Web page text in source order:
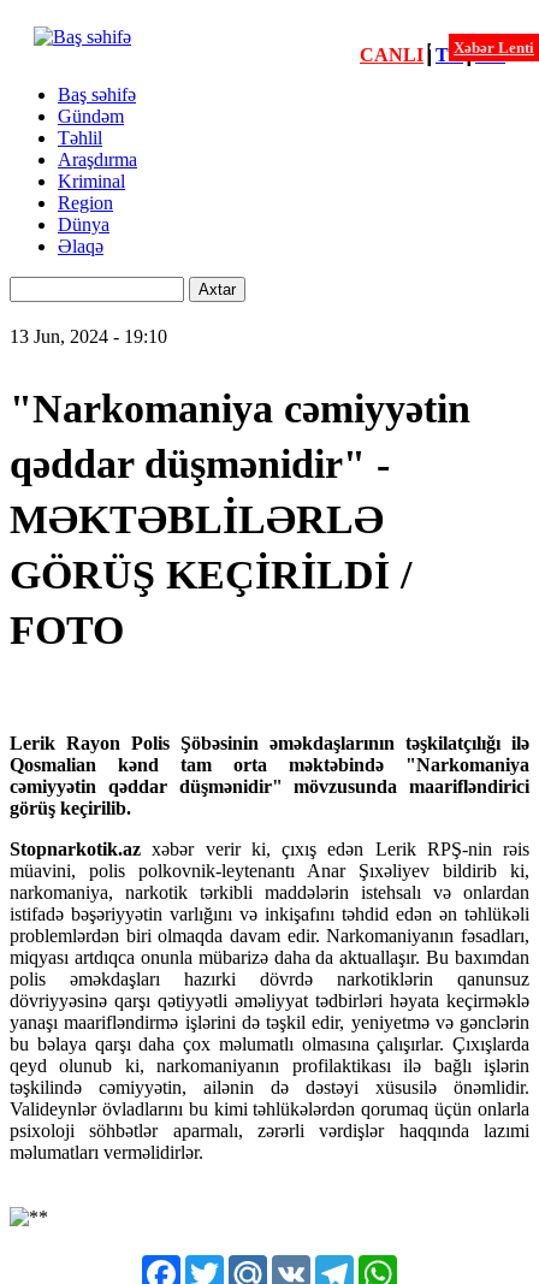
Xəbərlər
Xəbər Lenti
CANLI ┃ TV┃FM
Menu
second
Baş səhifə
Gündəm
Təhlil
Araşdırma
Kriminal
Region
Dünya
Əlaqə
13 Jun, 2024 - 19:10
"Narkomaniya cəmiyyətin
qəddar düşmənidir" -
MƏKTƏBLİLƏRLƏ
GÖRÜŞ KEÇİRİLDİ /
FOTO
Lerik Rayon Polis Şöbəsinin əməkdaşlarının təşkilatçılığı ilə
Qosmalian kənd tam orta məktəbində "Narkomaniya
cəmiyyətin qəddar düşmənidir" mövzusunda maarifləndirici
görüş keçirilib.
Stopnarkotik.azxəbər verir ki, çıxış edən Lerik RPŞ-nin rəis
müavini, polis polkovnik-leytenantı Anar Şıxəliyev bildirib ki,
narkomaniya, narkotik tərkibli maddələrin istehsalı və onlardan
istifadə bəşəriyyətin varlığını və inkişafını təhdid edən ən təhlükəli
problemlərdən biri olmaqda davam edir. Narkomaniyanın fəsadları,
miqyası artdıqca onunla mübarizə daha da aktuallaşır. Bu baxımdan
polis əməkdaşları hazırki dövrdə narkotiklərin qanunsuz
dövriyyəsinə qarşı qətiyyətli əməliyyat tədbirləri həyata keçirməklə
yanaşı maarifləndirmə işlərini də təşkil edir, yeniyetmə və gənclərin
bu bəlaya qarşı daha çox məlumatlı olmasına çalışırlar. Çıxışlarda
qeyd olunub ki, narkomaniyanın profilaktikası ilə bağlı işlərin
təşkilində cəmiyyətin, ailənin də dəstəyi xüsusilə önəmlidir.
Valideynlər övladlarını bu kimi təhlükələrdən qorumaq üçün onlarla
psixoloji söhbətlər aparmalı, zərərli vərdişlər haqqında lazımi
məlumatları verməlidirlər.
Facebook
Twitter Mail.RuVK Telegram